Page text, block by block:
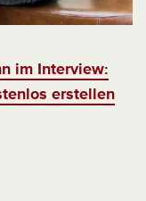
im Interview:
erstellen